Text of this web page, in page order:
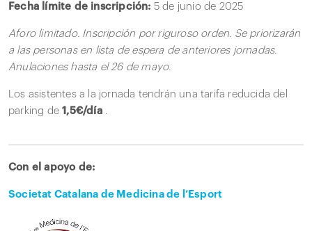
Fecha límite de inscripción: 5 de junio de 2025
Aforo limitado. Inscripción por riguroso orden. Se priorizarán
a las personas en lista de espera de anteriores jornadas.
Anulaciones hasta el 26 de mayo.
Los asistentes a la jornada tendrán una tarifa reducida del
parking de1,5€/día.
Con el apoyo de:
Societat Catalana de Medicina de l’Esport